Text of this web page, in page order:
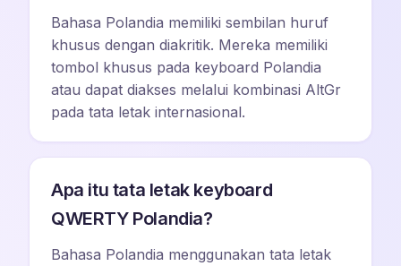
Bahasa Polandia memiliki sembilan huruf
khusus dengan diakritik. Mereka memiliki
tombol khusus pada keyboard Polandia
atau dapat diakses melalui kombinasi AltGr
pada tata letak internasional.
Apa itu tata letak keyboard
QWERTY Polandia?
Bahasa Polandia menggunakan tata letak